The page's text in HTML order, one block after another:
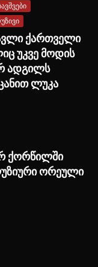
ქართველი
უკვე მოდის
ადგილს
ლუკა
ქორწილში
ორეული